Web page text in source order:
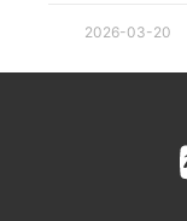
2026-03-20